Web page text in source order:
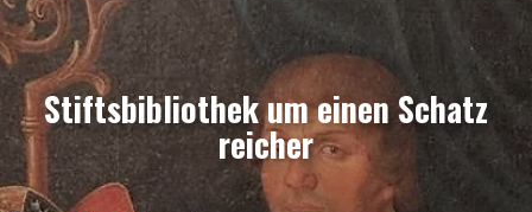
Stiftsbibliothek um einen Schatz
reicher